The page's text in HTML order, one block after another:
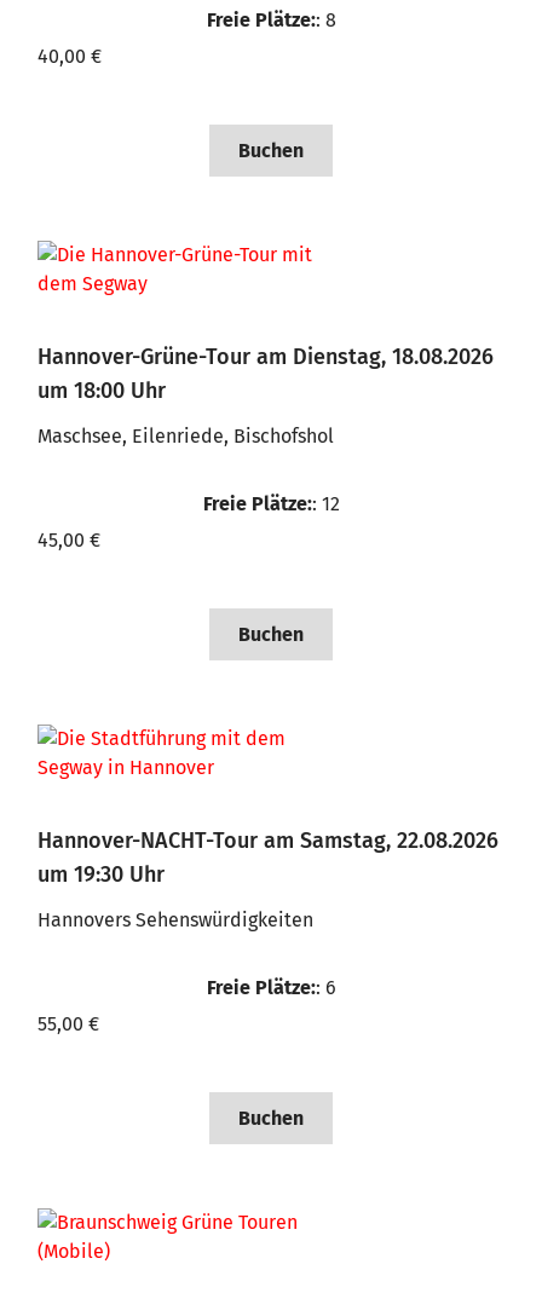
Freie Plätze:: 8
40,00 €
Buchen
Hannover-Grüne-Tour am Dienstag, 18.08.2026
um 18:00 Uhr
Maschsee, Eilenriede, Bischofshol
Freie Plätze:: 12
45,00 €
Buchen
Hannover-NACHT-Tour am Samstag, 22.08.2026
um 19:30 Uhr
Hannovers Sehenswürdigkeiten
Freie Plätze:: 6
55,00 €
Buchen